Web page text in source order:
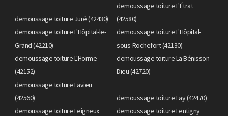
demoussage toiture Juré (42430)
demoussage toiture L'Étrat
(42580)
demoussage toiture L'Hôpital-le-
Grand (42210)
demoussage toiture L'Hôpital-
sous-Rochefort (42130)
demoussage toiture L'Horme
(42152)
demoussage toiture La Bénisson-
Dieu (42720)
demoussage toiture Lavieu
(42560)
demoussage toiture Lay (42470)
demoussage toiture Leigneux
demoussage toiture Lentigny